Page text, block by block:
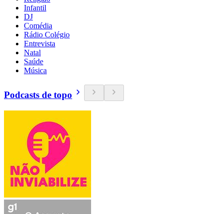
Infantil
DJ
Comédia
Rádio Colégio
Entrevista
Natal
Saúde
Música
Podcasts de topo